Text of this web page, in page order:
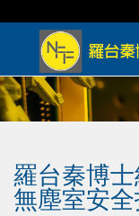
羅台秦博
無塵室安全